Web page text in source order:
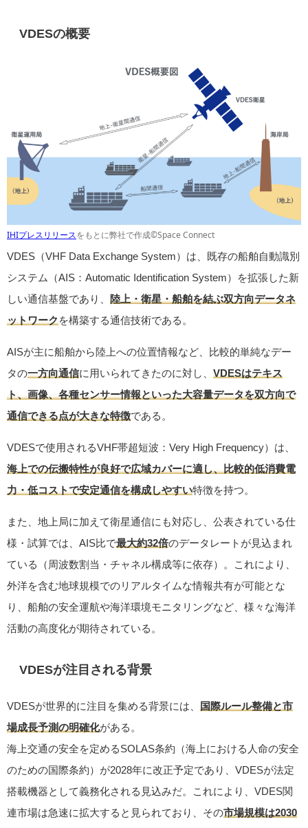
VDESの概要
IHIプレスリリースをもとに弊社で作成©Space Connect
VDES（VHF Data Exchange System）は、既存の船舶自動識別
システム（AIS：Automatic Identification System）を拡張した新
しい通信基盤であり、 陸上・衛星・船舶を結ぶ双方向データネ
ットワーク を構築する通信技術である。
AISが主に船舶から陸上への位置情報など、比較的単純なデー
タの一方向通信に用いられてきたのに対し、 VDESはテキス
ト、画像、各種センサー情報といった大容量データを双方向で
通信できる点が大きな特徴である。
VDESで使用されるVHF帯超短波：Very High Frequency）は、
海上での伝搬特性が良好で広域カバーに適し、比較的低消費電
力・低コストで安定通信を構成しやすい特徴を持つ。
また、地上局に加えて衛星通信にも対応し、公表されている仕
様・試算では、AIS比で最大約32倍のデータレートが見込まれ
ている（周波数割当・チャネル構成等に依存）。これにより、
外洋を含む地球規模でのリアルタイムな情報共有が可能とな
り、船舶の安全運航や海洋環境モニタリングなど、様々な海洋
活動の高度化が期待されている。
VDESが注目される背景
VDESが世界的に注目を集める背景には、 国際ルール整備と市
場成長予測の明確化がある。
海上交通の安全を定めるSOLAS条約（海上における人命の安全
のための国際条約）が2028年に改正予定であり、VDESが法定
搭載機器として義務化される見込みだ。これにより、VDES関
連市場は急速に拡大すると見られており、その市場規模は2030